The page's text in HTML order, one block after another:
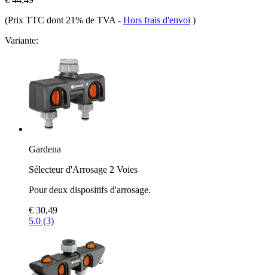
(Prix TTC dont 21% de TVA - Hors frais d'envoi )
Variante:
Gardena
Sélecteur d'Arrosage 2 Voies
Pour deux dispositifs d'arrosage.
€ 30,49
5.0 (3)